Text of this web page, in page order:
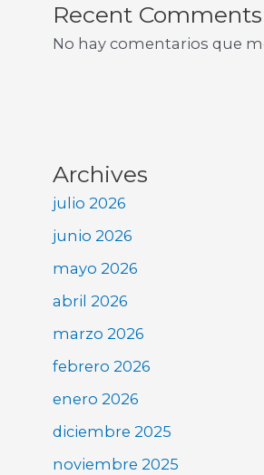
Recent Comments
No hay comentarios que
Archives
julio 2026
junio 2026
mayo 2026
abril 2026
marzo 2026
febrero 2026
enero 2026
diciembre 2025
noviembre 2025